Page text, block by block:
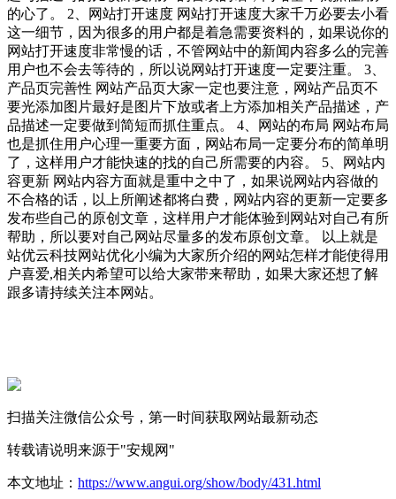
的心了。 2、网站打开速度 网站打开速度大家千万必要去小看
这一细节，因为很多的用户都是着急需要资料的，如果说你的
网站打开速度非常慢的话，不管网站中的新闻内容多么的完善
用户也不会去等待的，所以说网站打开速度一定要注重。 3、
产品页完善性 网站产品页大家一定也要注意，网站产品页不
要光添加图片最好是图片下放或者上方添加相关产品描述，产
品描述一定要做到简短而抓住重点。 4、网站的布局 网站布局
也是抓住用户心理一重要方面，网站布局一定要分布的简单明
了，这样用户才能快速的找的自己所需要的内容。 5、网站内
容更新 网站内容方面就是重中之中了，如果说网站内容做的
不合格的话，以上所阐述都将白费，网站内容的更新一定要多
发布些自己的原创文章，这样用户才能体验到网站对自己有所
帮助，所以要对自己网站尽量多的发布原创文章。 以上就是
站优云科技网站优化小编为大家所介绍的网站怎样才能使得用
户喜爱,相关内希望可以给大家带来帮助，如果大家还想了解
跟多请持续关注本网站。
扫描关注微信公众号，第一时间获取网站最新动态
转载请说明来源于"安规网"
本文地址： https://www.angui.org/show/body/431.html